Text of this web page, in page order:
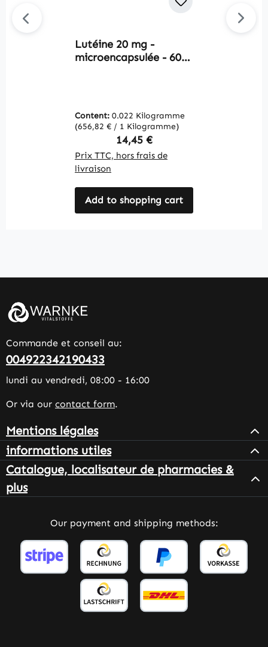
Lutéine 20 mg -
microencapsulée - 60
Warnke Vitalstoffe
Content: 0.022 Kilogramme
(656,82 € / 1 Kilogramme)
Regular price:
14,45 €
Prix TTC, hors frais de
livraison
Add to shopping cart
Commande et conseil au:
004922342190433
lundi au vendredi, 08:00 - 16:00
Or via our contact form.
Mentions légales
informations utiles
Catalogue, localisateur de pharmacies &
plus
Our payment and shipping methods: